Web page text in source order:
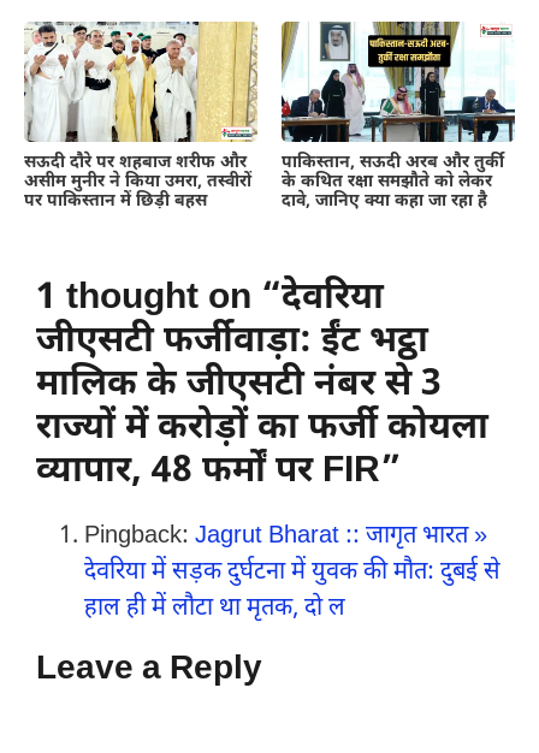
सऊदी दौरे पर शहबाज शरीफ और
असीम मुनीर ने किया उमरा, तस्वीरों
पर पाकिस्तान में छिड़ी बहस
पाकिस्तान, सऊदी अरब और तुर्की
के कथित रक्षा समझौते को लेकर
दावे, जानिए क्या कहा जा रहा है
1 thought on “देवरिया
जीएसटी फर्जीवाड़ा: ईंट भट्ठा
मालिक के जीएसटी नंबर से 3
राज्यों में करोड़ों का फर्जी कोयला
व्यापार, 48 फर्मों पर FIR”
Pingback: Jagrut Bharat :: जागृत भारत »
देवरिया में सड़क दुर्घटना में युवक की मौत: दुबई से
हाल ही में लौटा था मृतक, दो ल
Leave a Reply